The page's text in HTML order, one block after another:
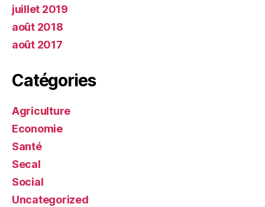
juillet 2019
août 2018
août 2017
Catégories
Agriculture
Economie
Santé
Secal
Social
Uncategorized